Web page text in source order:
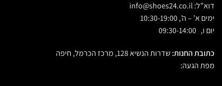
דוא”ל:
ימים א’ – ה’, 10:30-19:00
יום ו, 09:30-14:00
כתובת החנות:שדרות הנשיא 128, מרכז הכרמל, חיפה
מפת הגעה: